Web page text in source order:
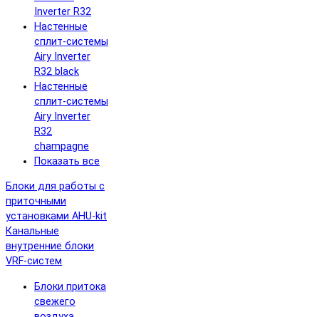
Inverter R32
Настенные
сплит-системы
Airy Inverter
R32 black
Настенные
сплит-системы
Airy Inverter
R32
champagne
Показать все
Блоки для работы с
приточными
установками AHU-kit
Канальные
внутренние блоки
VRF-систем
Блоки притока
свежего